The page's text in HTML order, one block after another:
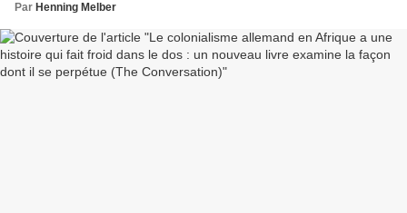
Par Henning Melber